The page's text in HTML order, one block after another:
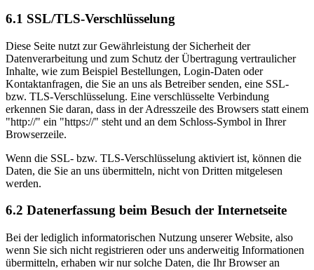
6.1 SSL/TLS-Verschlüsselung
Diese Seite nutzt zur Gewährleistung der Sicherheit der
Datenverarbeitung und zum Schutz der Übertragung vertraulicher
Inhalte, wie zum Beispiel Bestellungen, Login-Daten oder
Kontaktanfragen, die Sie an uns als Betreiber senden, eine SSL-
bzw. TLS-Verschlüsselung. Eine verschlüsselte Verbindung
erkennen Sie daran, dass in der Adresszeile des Browsers statt einem
"http://" ein "https://" steht und an dem Schloss-Symbol in Ihrer
Browserzeile.
Wenn die SSL- bzw. TLS-Verschlüsselung aktiviert ist, können die
Daten, die Sie an uns übermitteln, nicht von Dritten mitgelesen
werden.
6.2 Datenerfassung beim Besuch der Internetseite
Bei der lediglich informatorischen Nutzung unserer Website, also
wenn Sie sich nicht registrieren oder uns anderweitig Informationen
übermitteln, erhaben wir nur solche Daten, die Ihr Browser an